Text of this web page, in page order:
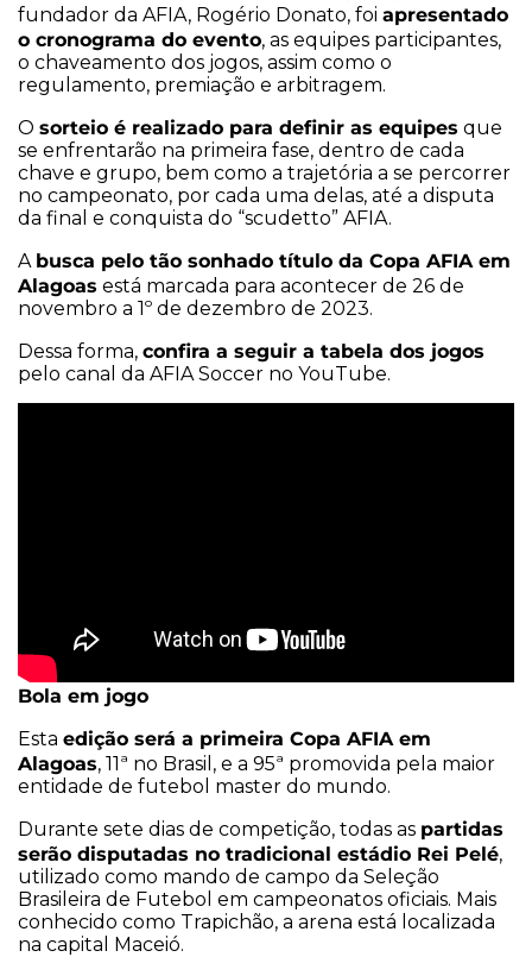
fundador da AFIA, Rogério Donato, foi apresentado
o cronograma do evento, as equipes participantes,
o chaveamento dos jogos, assim como o
regulamento, premiação e arbitragem.
O sorteio é realizado para definir as equipes que
se enfrentarão na primeira fase, dentro de cada
chave e grupo, bem como a trajetória a se percorrer
no campeonato, por cada uma delas, até a disputa
da final e conquista do “scudetto” AFIA.
A busca pelo tão sonhado título da Copa AFIA em
Alagoas está marcada para acontecer de 26 de
novembro a 1º de dezembro de 2023.
Dessa forma, confira a seguir a tabela dos jogos
pelo canal da AFIA Soccer no YouTube.
Bola em jogo
Esta edição será a primeira Copa AFIA em
Alagoas, 11ª no Brasil, e a 95ª promovida pela maior
entidade de futebol master do mundo.
Durante sete dias de competição, todas as partidas
serão disputadas no tradicional estádio Rei Pelé,
utilizado como mando de campo da Seleção
Brasileira de Futebol em campeonatos oficiais. Mais
conhecido como Trapichão, a arena está localizada
na capital Maceió.